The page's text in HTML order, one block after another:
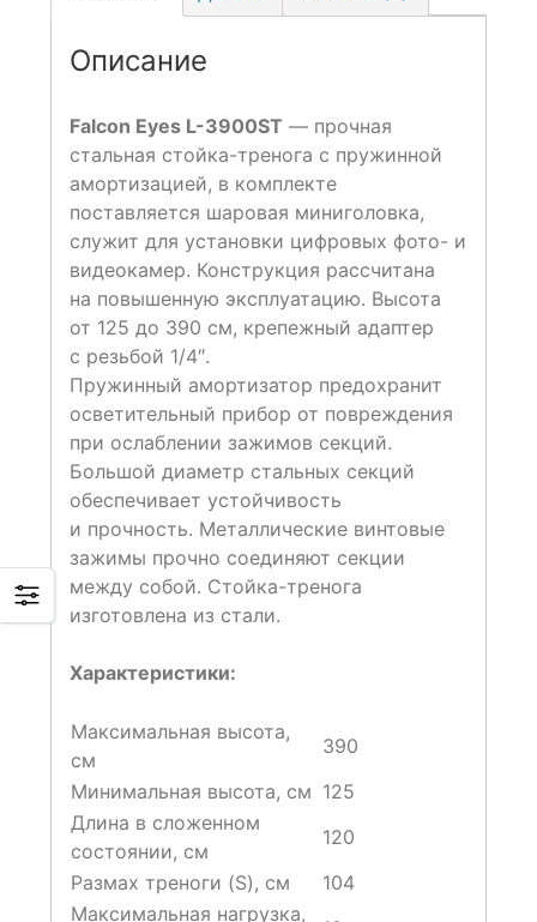
Описание
Falcon Eyes L-3900ST — прочная
стальная стойка-тренога с пружинной
амортизацией, в комплекте
поставляется шаровая миниголовка,
служит для установки цифровых фото- и
видеокамер. Конструкция рассчитана
на повышенную эксплуатацию. Высота
от 125 до 390 см, крепежный адаптер
с резьбой 1/4″.
Пружинный амортизатор предохранит
осветительный прибор от повреждения
при ослаблении зажимов секций.
Большой диаметр стальных секций
обеспечивает устойчивость
и прочность. Металлические винтовые
зажимы прочно соединяют секции
между собой. Стойка-тренога
изготовлена из стали.
Характеристики:
Максимальная высота,
см
390
Минимальная высота, см 125
Длина в сложенном
состоянии, см
120
Размах треноги (S), см
104
Максимальная нагрузка,